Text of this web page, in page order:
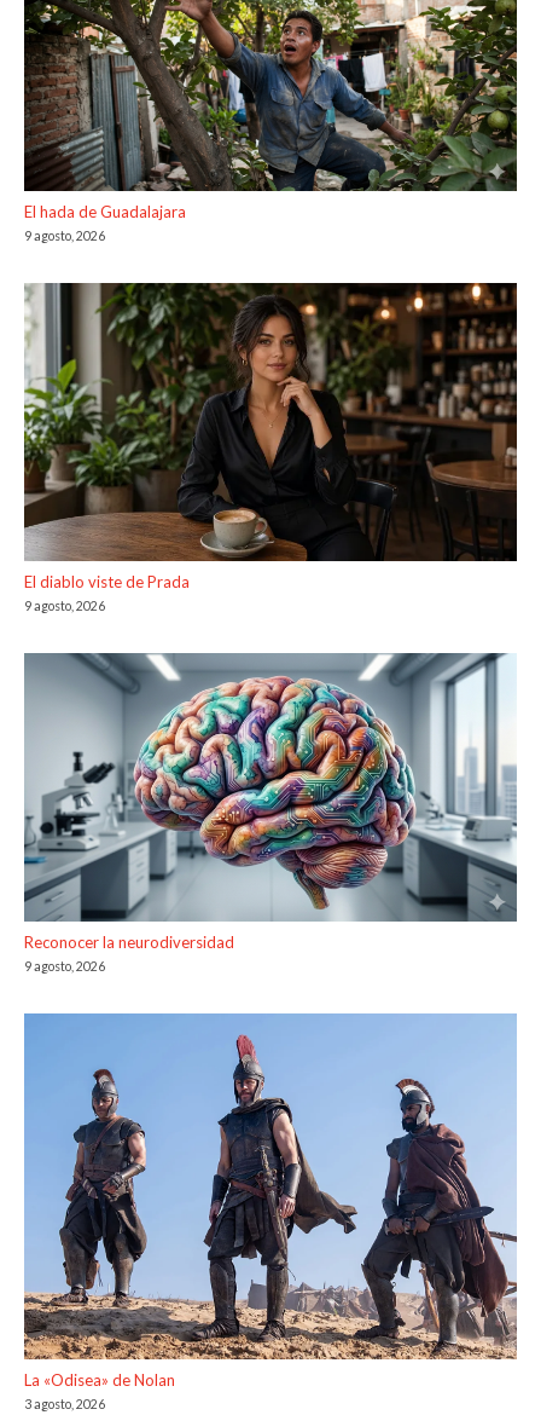
El hada de Guadalajara
9 agosto, 2026
El diablo viste de Prada
9 agosto, 2026
Reconocer la neurodiversidad
9 agosto, 2026
La «Odisea» de Nolan
3 agosto, 2026